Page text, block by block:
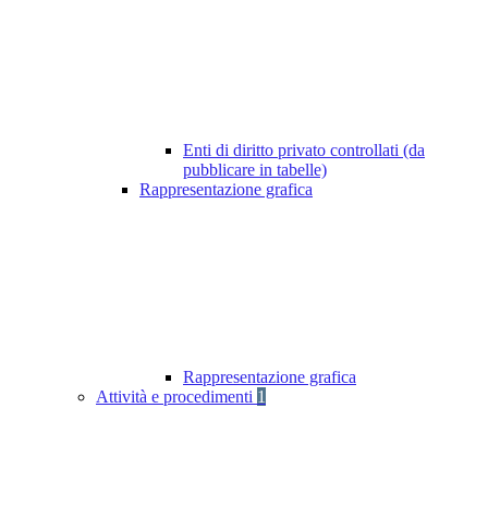
Enti di diritto privato controllati (da
pubblicare in tabelle)
Rappresentazione grafica
Rappresentazione grafica
Attività e procedimenti 1